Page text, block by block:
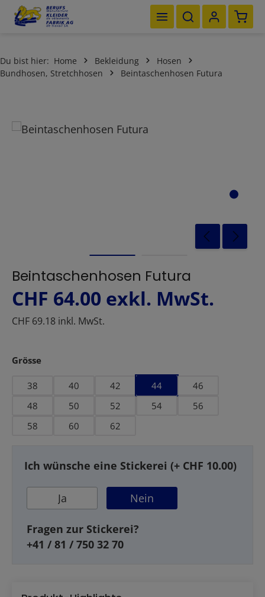
Zum Hauptinhalt springen
Du bist hier: Home Bekleidung
Hosen
Bundhosen, Stretchhosen
Beintaschenhosen Futura
Bildergalerie überspringen
Beintaschenhosen Futura
CHF 64.00 exkl. MwSt.
CHF 69.18 inkl. MwSt.
Grösse
38 40 42 44
46
48
50 52 54
56
58
60 62
Ich wünsche eine Stickerei (+ CHF 10.00)
Ja Nein
Fragen zur Stickerei?
+41 / 81 / 750 32 70